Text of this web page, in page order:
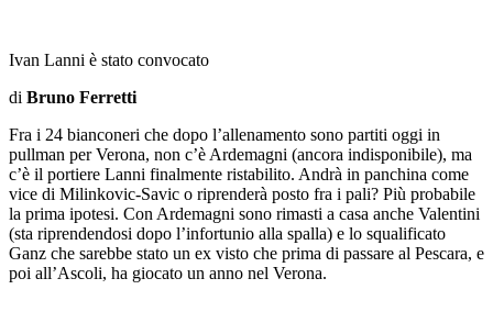
Ivan Lanni è stato convocato
di Bruno Ferretti
Fra i 24 bianconeri che dopo l’allenamento sono partiti oggi in
pullman per Verona, non c’è Ardemagni (ancora indisponibile), ma
c’è il portiere Lanni finalmente ristabilito. Andrà in panchina come
vice di Milinkovic-Savic o riprenderà posto fra i pali? Più probabile
la prima ipotesi. Con Ardemagni sono rimasti a casa anche Valentini
(sta riprendendosi dopo l’infortunio alla spalla) e lo squalificato
Ganz che sarebbe stato un ex visto che prima di passare al Pescara, e
poi all’Ascoli, ha giocato un anno nel Verona.